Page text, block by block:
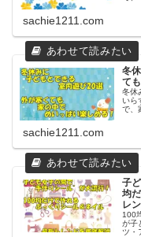
sachie1211.com
冬
て
冬休
いら
で、
sachie1211.com
子
均
レ
100
が子
ツ・